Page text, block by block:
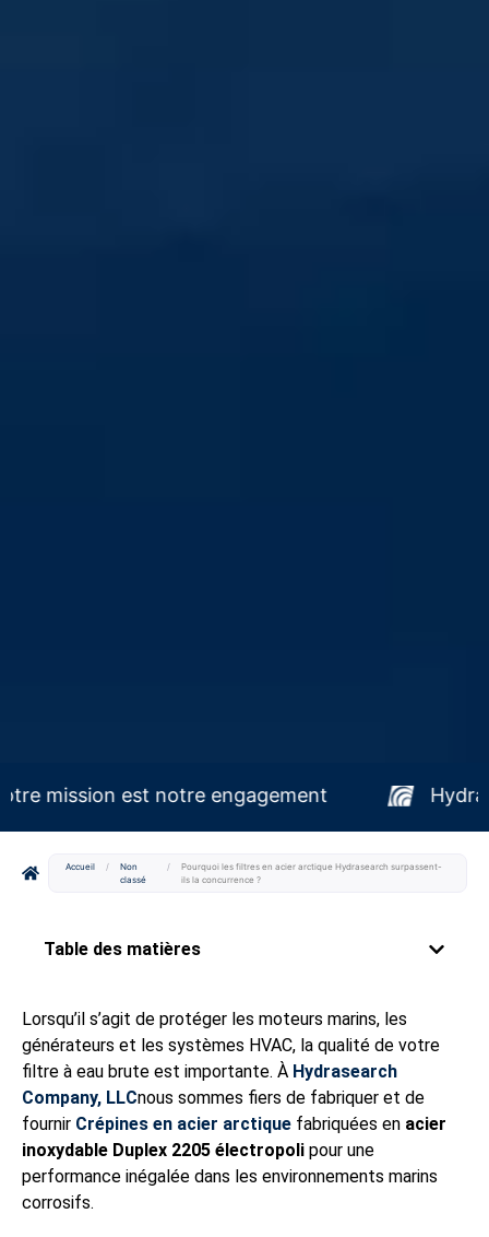
Votre mission est notre engagement
Accueil /
Non
classé
/
Pourquoi les filtres en acier arctique Hydrasearch surpassent-
ils la concurrence ?
Table des matières
Lorsqu’il s’agit de protéger les moteurs marins, les
générateurs et les systèmes HVAC, la qualité de votre
filtre à eau brute est importante. À Hydrasearch
Company, LLCnous sommes fiers de fabriquer et de
fournir Crépines en acier arctique fabriquées en acier
inoxydable Duplex 2205 électropoli pour une
performance inégalée dans les environnements marins
corrosifs.